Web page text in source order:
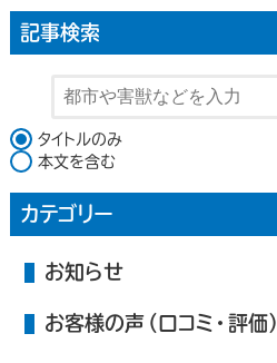
記事検索
検索対象
タイトルのみ
本文を含む
カテゴリー
お知らせ
お客様の声（口コミ・評価）